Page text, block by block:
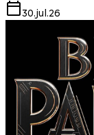
30.jul.26